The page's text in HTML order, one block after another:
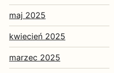
maj 2025
kwiecień 2025
marzec 2025